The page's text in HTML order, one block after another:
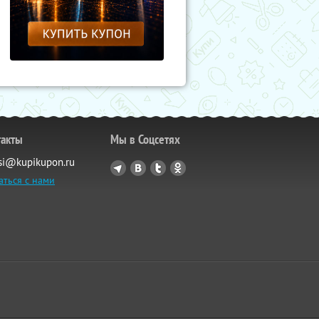
с нами
Мы в Соцсетях